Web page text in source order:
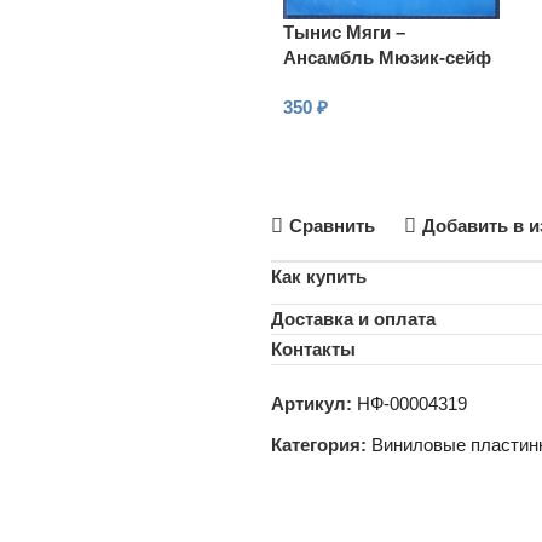
Тынис Мяги –
Ансамбль Мюзик-сейф
350 ₽
Сравнить Добавить в
Как купить
Доставка и оплата
Контакты
Артикул: НФ-00004319
Категория: Виниловые